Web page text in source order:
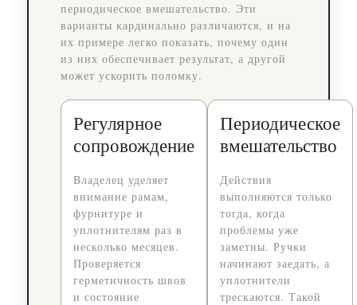
периодическое вмешательство. Эти
варианты кардинально различаются, и на
их примере легко показать, почему один
из них обеспечивает результат, а другой
может ускорить поломку.
Регулярное
сопровождение
Владелец уделяет
внимание рамам,
фурнитуре и
уплотнителям раз в
несколько месяцев.
Проверяется
герметичность швов
и состояние
Периодическое
вмешательство
Действия
выполняются только
тогда, когда
проблемы уже
заметны. Ручки
начинают заедать, а
уплотнители
трескаются. Такой